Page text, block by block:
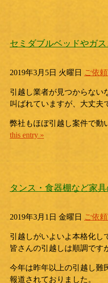
セミダブルベッドやガ
2019年3月5日 火曜日 ご依
引越し業者が見つからない
叫ばれていますが、大丈夫
弊社もほぼ引越し案件で動
this entry »
タンス・食器棚など家
2019年3月1日 金曜日 ご依
引越しがいよいよ本格化し
皆さんの引越しは順調です
今年は昨年以上の引越し難
報道されておりました。